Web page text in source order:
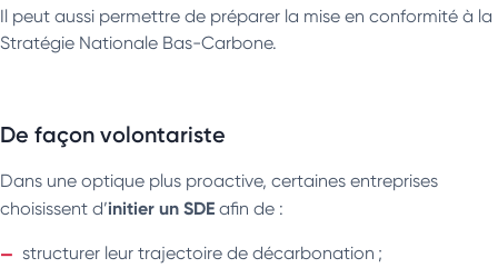
Il peut aussi permettre de préparer la mise en conformité à la
Stratégie Nationale Bas-Carbone.
De façon volontariste
Dans une optique plus proactive, certaines entreprises
choisissent d’initier un SDE afin de :
structurer leur trajectoire de décarbonation ;